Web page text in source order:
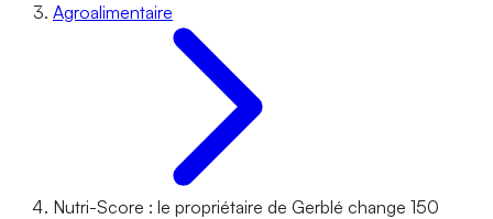
Agroalimentaire
Nutri-Score : le propriétaire de Gerblé change 150